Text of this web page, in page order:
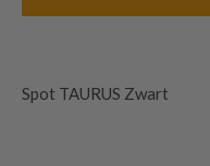
Spot TAURUS Zwart